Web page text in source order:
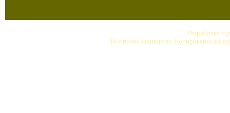
Разработка и
Все права защищены. Копирование